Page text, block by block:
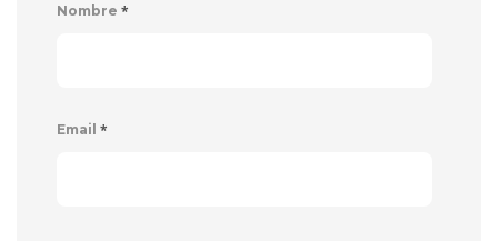
Nombre *
Email *